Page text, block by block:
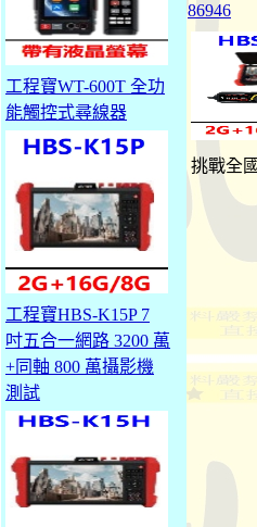
工程寶WT-600T 全功
能觸控式尋線器
工程寶HBS-K15P 7
吋五合一網路 3200 萬
+同軸 800 萬攝影機
測試
86946
挑戰全